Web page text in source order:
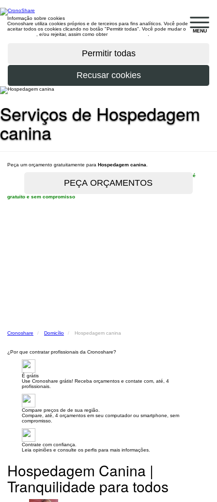
MENU
Informação sobre cookies
Cronoshare utiliza cookies próprios e de terceiros para fins analíticos. Você pode
aceitar todos os cookies clicando no botão "Permitir todas". Você pode mudar o
, e/ou rejeitar, assim como obter
Serviços de Hospedagem
canina
Peça um orçamento gratuitamente para Hospedagem canina
é
gratuito e sem compromisso
Cronoshare Domicílio Hospedagem canina
¿Por que contratar profissionais da Cronoshare?
É grátis
Use Cronoshare grátis! Receba orçamentos e contate com, até, 4
profissionais.
Compare preços de de sua região.
Compare, até, 4 orçamentos em seu computador ou smartphone, sem
compromisso.
Contrate com confiança.
Leia opiniões e consulte os perfis para mais informações.
Hospedagem Canina |
Tranquilidade para todos